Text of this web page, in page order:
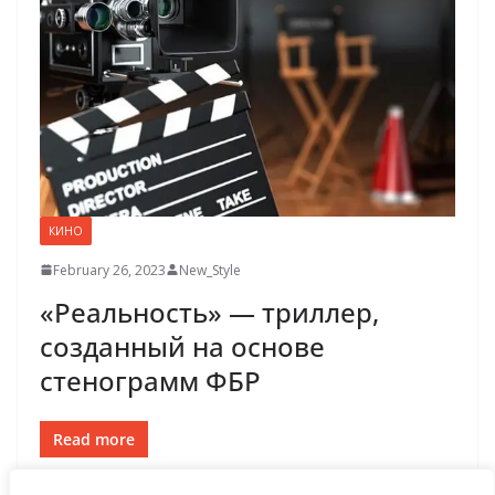
КИНО
February 26, 2023 New_Style
«Реальность» — триллер,
созданный на основе
стенограмм ФБР
Read more